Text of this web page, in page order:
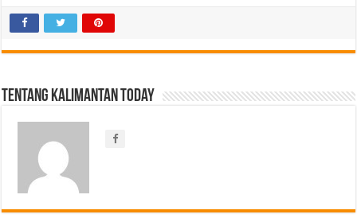
Tentang Kalimantan Today